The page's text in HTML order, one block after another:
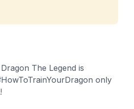
The Legend is
only